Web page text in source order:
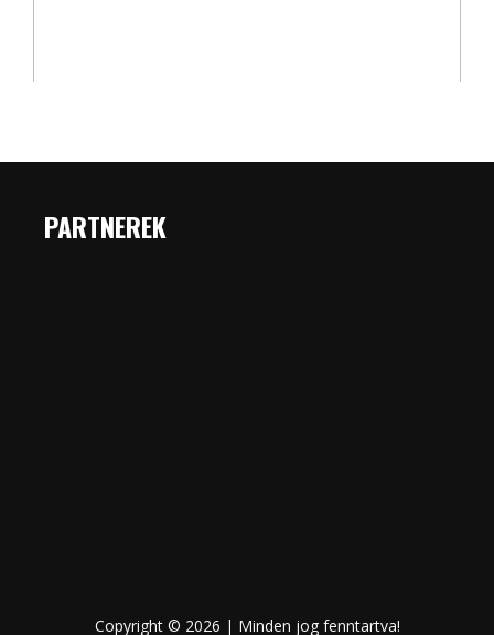
PARTNEREK
Copyright © 2026 | Minden jog fenntartva!